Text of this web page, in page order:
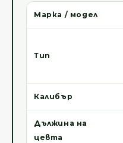
Марка / модел
Тип
Калибър
Дължина на
цевта